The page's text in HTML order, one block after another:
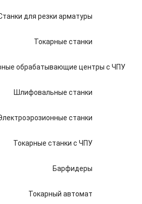
для резки арматуры
Токарные станки
обрабатывающие центры с ЧПУ
Шлифовальные станки
станки
Токарные станки с ЧПУ
Барфидеры
Токарный автомат